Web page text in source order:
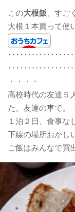
この大根飯 、すご
大根１本買って使
････････････････
･･･････････････
・・・・
高校時代の友達５
た。友達の車で。
１泊２日、食事な
下線の場所おかし
ご飯はみんなで買